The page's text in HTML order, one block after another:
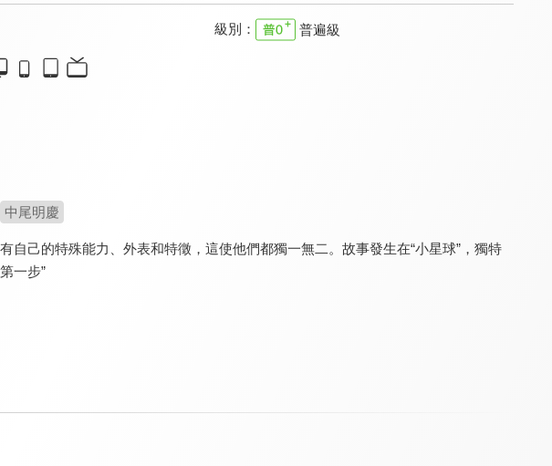
全 25 集
級別： 普遍級
中尾明慶
己的特殊能力、外表和特徵，這使他們都獨一無二。故事發生在“小星球”，獨特
一步”